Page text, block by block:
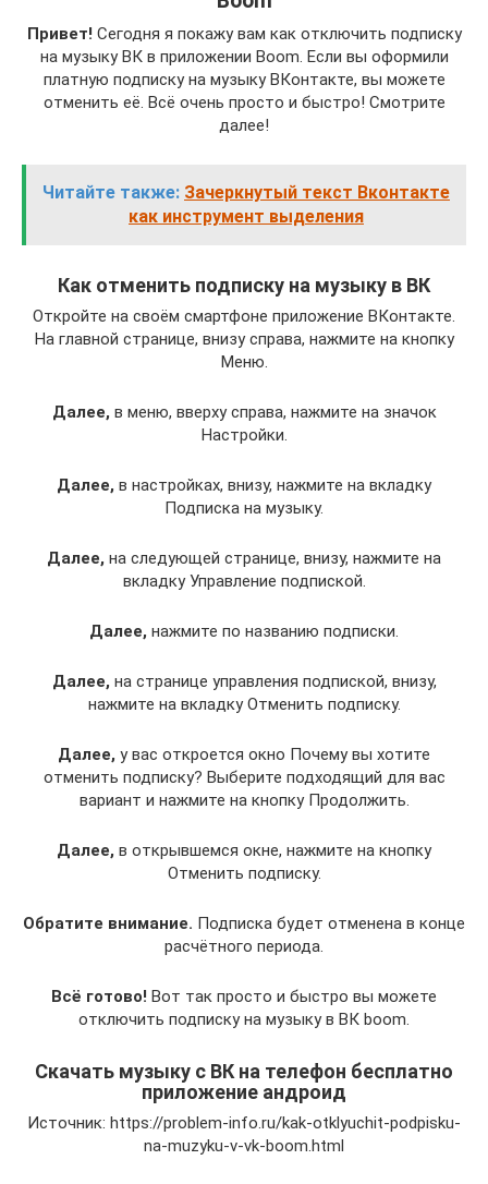
Привет! Сегодня я покажу вам как отключить подписку
на музыку ВК в приложении Boom. Если вы оформили
платную подписку на музыку ВКонтакте, вы можете
отменить её. Всё очень просто и быстро! Смотрите
далее!
Читайте также: Зачеркнутый текст Вконтакте
как инструмент выделения
Как отменить подписку на музыку в ВК
Откройте на своём смартфоне приложение ВКонтакте.
На главной странице, внизу справа, нажмите на кнопку
Меню.
Далее, в меню, вверху справа, нажмите на значок
Настройки.
Далее, в настройках, внизу, нажмите на вкладку
Подписка на музыку.
Далее, на следующей странице, внизу, нажмите на
вкладку Управление подпиской.
Далее, нажмите по названию подписки.
Далее, на странице управления подпиской, внизу,
нажмите на вкладку Отменить подписку.
Далее, у вас откроется окно Почему вы хотите
отменить подписку? Выберите подходящий для вас
вариант и нажмите на кнопку Продолжить.
Далее, в открывшемся окне, нажмите на кнопку
Отменить подписку.
Обратите внимание. Подписка будет отменена в конце
расчётного периода.
Всё готово! Вот так просто и быстро вы можете
отключить подписку на музыку в ВК boom.
Скачать музыку с ВК на телефон бесплатно
приложение андроид
Источник: https://problem-info.ru/kak-otklyuchit-podpisku-
na-muzyku-v-vk-boom.html